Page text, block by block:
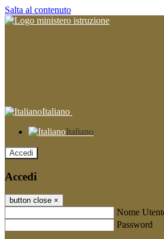
Salta al contenuto
Italiano
Italiano
Accedi
Accedi
button close ×
Nome
Password